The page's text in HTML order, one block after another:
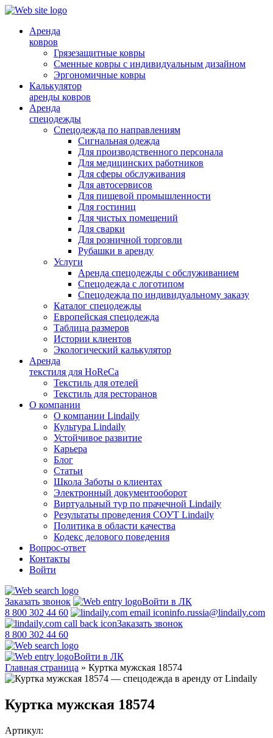
Аренда
ковров
Грязезащитные ковры
Сменные ковры с индивидуальным дизайном
Эргономичные ковры
Калькулятор
аренды ковров
Аренда
спецодежды
Спецодежда по направлениям
Сигнальная одежда
Для производственного персонала
Для медицинских работников
Для сферы обслуживания
Для автосервисов
Для пищевой промышленности
Для гостиниц
Для чистых помещений
Для сварки
Для розничной торговли
Рубашки в аренду
Услуги
Аренда спецодежды с обслуживанием
Спецодежда с логотипом
Спецодежда по индивидуальному заказу
Каталог спецодежды
Европейская спецодежда
Таблица размеров
Истории клиентов
Экологический калькулятор
Аренда
текстиля для HoReCa
Текстиль для отелей
Текстиль для ресторанов
О компании
О компании Lindaily
Культура Lindaily
Устойчивое развитие
Карьера
Блог
Статьи
Школа Заботы о клиентах
Электронный документооборот
Виртуальный тур по прачечной Lindaily
Результаты проведения СОУТ Lindaily
Политика в области качества
Кодекс делового поведения
Вопрос-ответ
Контакты
Войти
Заказать звонок
Войти в ЛК
8 800 302 44 60
info.russia@lindaily.com
Заказать звонок
8 800 302 44 60
Войти в ЛК
Главная страница » Куртка мужская 18574
Куртка мужская 18574
Артикул: